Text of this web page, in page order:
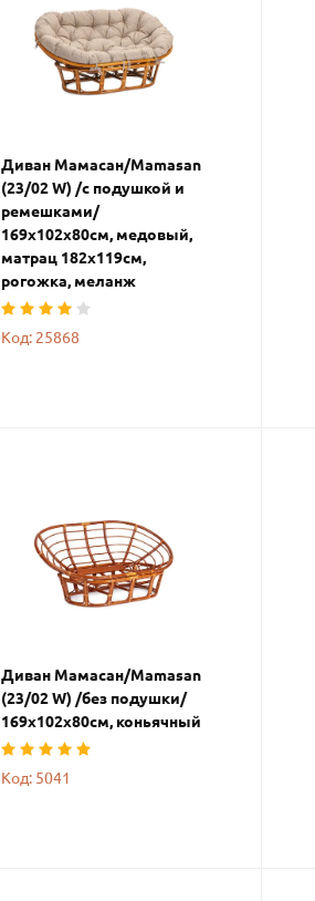
Диван Мамасан/Mamasan
(23/02 W) /с подушкой и
ремешками/
169х102х80см, медовый,
матрац 182х119см,
рогожка, меланж
Код: 25868
Диван Мамасан/Mamasan
(23/02 W) /без подушки/
169х102х80см, коньячный
Код: 5041